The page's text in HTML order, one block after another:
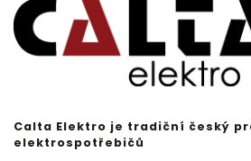
Calta Elektro je tradiční český
elektrospotřebičů